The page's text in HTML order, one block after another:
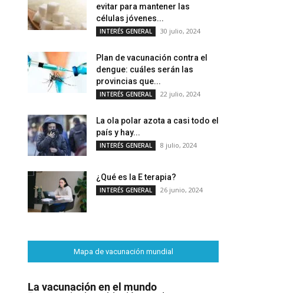
evitar para mantener las
células jóvenes...
INTERÉS GENERAL 30 julio, 2024
Plan de vacunación contra el
dengue: cuáles serán las
provincias que...
INTERÉS GENERAL 22 julio, 2024
La ola polar azota a casi todo el
país y hay...
INTERÉS GENERAL 8 julio, 2024
¿Qué es la E terapia?
INTERÉS GENERAL 26 junio, 2024
Mapa de vacunación mundial